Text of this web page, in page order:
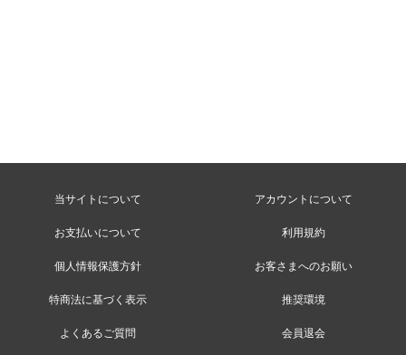
当サイトについて アカウントについて
お支払いについて 利用規約
個人情報保護方針 お客さまへのお願い
特商法に基づく表示 推奨環境
よくあるご質問 会員退会